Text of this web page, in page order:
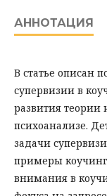
АННОТАЦИЯ
В статье описан
супервизии в
развития теории
психоанализе.
задачи
примеры
внимания в